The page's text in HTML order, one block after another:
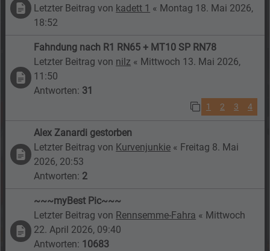
Letzter Beitrag von kadett 1 « Montag 18. Mai 2026,
18:52
Fahndung nach R1 RN65 + MT10 SP RN78
Letzter Beitrag von nilz « Mittwoch 13. Mai 2026,
11:50
Antworten: 31
1 2 3 4
Alex Zanardi gestorben
Letzter Beitrag von Kurvenjunkie « Freitag 8. Mai
2026, 20:53
Antworten: 2
~~~myBest Pic~~~
Letzter Beitrag von Rennsemme-Fahra « Mittwoch
22. April 2026, 09:40
Antworten: 10683